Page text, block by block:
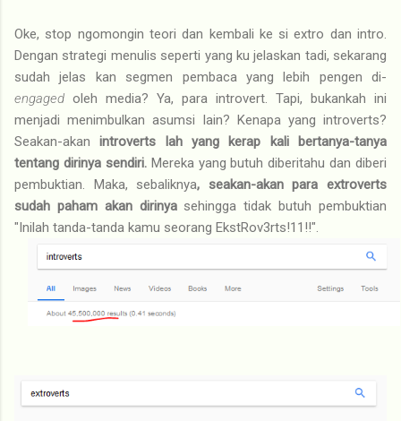
Oke, stop ngomongin teori dan kembali ke si extro dan intro.
Dengan strategi menulis seperti yang ku jelaskan tadi, sekarang
sudah jelas kan segmen pembaca yang lebih pengen di-
engaged oleh media? Ya, para introvert. Tapi, bukankah ini
menjadi menimbulkan asumsi lain? Kenapa yang introverts?
Seakan-akanintroverts lah yang kerap kali bertanya-tanya
tentang dirinya sendiri. Mereka yang butuh diberitahu dan diberi
pembuktian. Maka, sebaliknya, seakan-akan para extroverts
sudah paham akan dirinya sehingga tidak butuh pembuktian
"Inilah tanda-tanda kamu seorang EkstRov3rts!11!!".